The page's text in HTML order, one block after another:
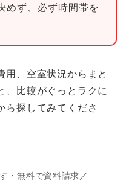
めず、必ず時間帯を
用、空室状況からまと
、比較がぐっとラクに
ら探してみてくださ
・無料で資料請求／